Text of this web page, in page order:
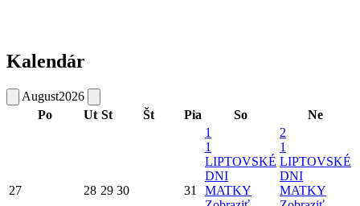
Kalendár
August2026
Po
Ut St Št Pia So Ne
27 28 29 30 31
1
1
LIPTOVSKÉ
DNI
MATKY
2
1
LIPTOVSKÉ
DNI
MATKY